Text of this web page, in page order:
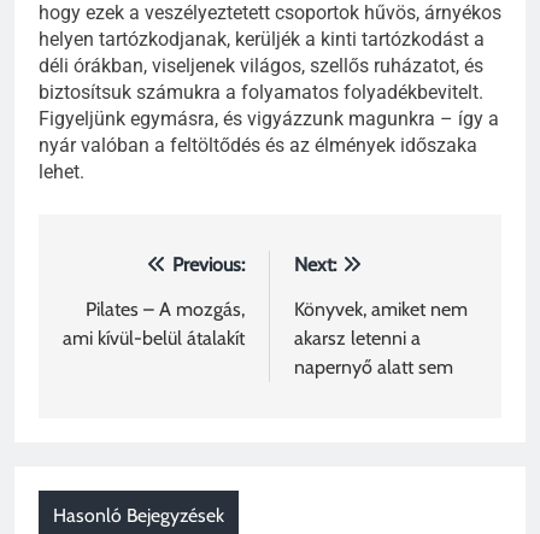
hogy ezek a veszélyeztetett csoportok hűvös, árnyékos
helyen tartózkodjanak, kerüljék a kinti tartózkodást a
déli órákban, viseljenek világos, szellős ruházatot, és
biztosítsuk számukra a folyamatos folyadékbevitelt.
Figyeljünk egymásra, és vigyázzunk magunkra – így a
nyár valóban a feltöltődés és az élmények időszaka
lehet.
Bejegyzés
navigáció
Previous:
Pilates – A mozgás,
ami kívül-belül átalakít
Next:
Könyvek, amiket nem
akarsz letenni a
napernyő alatt sem
Hasonló Bejegyzések